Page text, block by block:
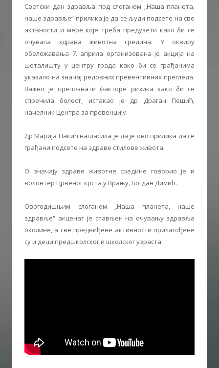
Светски дан здравља под слоганом „Наша планета,
наше здравље“ прилика је да се људи подсете на све
актвности и мере које треба предузети како би се
очувала здрава животна средина. У оквиру
обележавања 7. априла организована је акција на
шеталишту у центру града како би се грађанима
указало на значај редовних превентивних прегледа.
Важно је препознати факторе ризика како би се
спречила болест, истакао је др Драган Пешић,
начелник Центра за превенцију.
Др Марија Накић нагласила је да је ово прилика да се
грађани подсете на здраве стилове живота.
О значају здраве животне средине говорио је и
волонтер Црвеног крста у Врању, Богдан Димић.
Овогодишњим слоганом „Наша планета, наше
здравље“ акценат је стављен на очувању здравља
околине, а све предвиђене активности прилагођене
су и деци предшколског и школског узраста.